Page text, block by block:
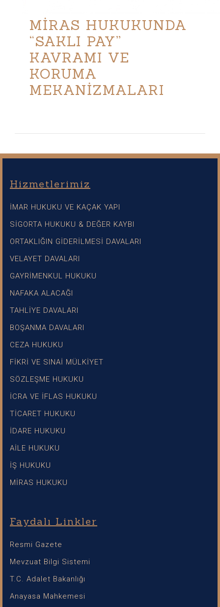
MİRAS HUKUKUNDA
“SAKLI PAY”
KAVRAMI VE
KORUMA
MEKANİZMALARI
Hizmetlerimiz
İMAR HUKUKU VE KAÇAK YAPI
SİGORTA HUKUKU & DEĞER KAYBI
ORTAKLIĞIN GİDERİLMESİ DAVALARI
VELAYET DAVALARI
GAYRİMENKUL HUKUKU
NAFAKA ALACAĞI
TAHLİYE DAVALARI
BOŞANMA DAVALARI
CEZA HUKUKU
FİKRİ VE SINAİ MÜLKİYET
SÖZLEŞME HUKUKU
İCRA VE İFLAS HUKUKU
TİCARET HUKUKU
İDARE HUKUKU
AİLE HUKUKU
İŞ HUKUKU
MİRAS HUKUKU
Faydalı Linkler
Resmi Gazete
Mevzuat Bilgi Sistemi
T.C. Adalet Bakanlığı
Anayasa Mahkemesi